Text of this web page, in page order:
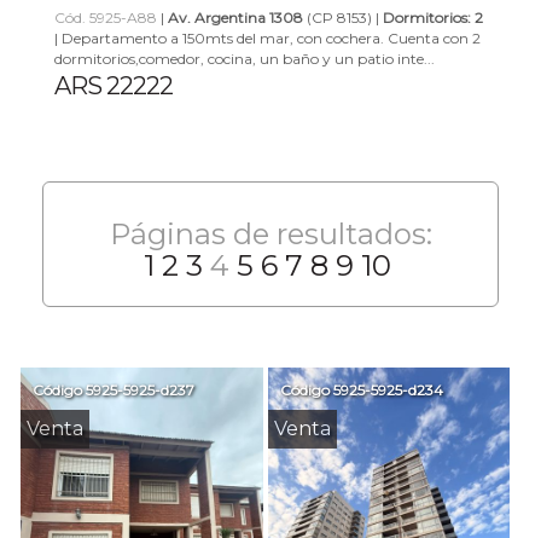
Cód. 5925-A88 | Av. Argentina 1308 (CP 8153) | Dormitorios: 2
| Departamento a 150mts del mar, con cochera. Cuenta con 2
dormitorios,comedor, cocina, un baño y un patio inte...
ARS 22222
Páginas de resultados:
1 2 3 4 5 6 7 8 9 10
Código5925-5925-d237
Venta
Código5925-5925-d234
Venta